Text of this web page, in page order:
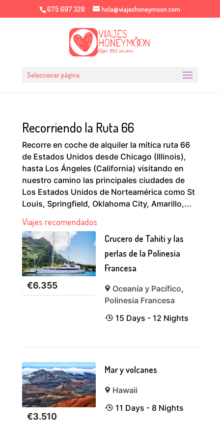
675 697 328 hola@viajeshoneymoon.com
Seleccionar página
Recorriendo la Ruta 66
Recorre en coche de alquiler la mítica ruta 66
de Estados Unidos desde Chicago (Illinois),
hasta Los Ángeles (California) visitando en
nuestro camino las principales ciudades de
Los Estados Unidos de Norteamérica como St
Louis, Springfield, Oklahoma City, Amarillo,...
Viajes recomendados
€6.355
Crucero de Tahiti y las
perlas de la Polinesia
Francesa
Oceanía y Pacífico,
Polinesia Francesa
15 Days - 12 Nights
€3.510
Mar y volcanes
Hawaii
11 Days - 8 Nights